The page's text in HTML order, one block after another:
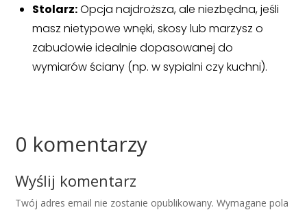
Stolarz:Opcja najdroższa, ale niezbędna, jeśli
masz nietypowe wnęki, skosy lub marzysz o
zabudowie idealnie dopasowanej do
wymiarów ściany (np. w sypialni czy kuchni).
0 komentarzy
Wyślij komentarz
Twój adres email nie zostanie opublikowany. Wymagane pola